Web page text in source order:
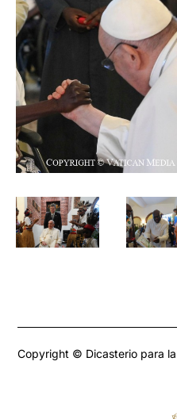
Copyright © Dicasterio para